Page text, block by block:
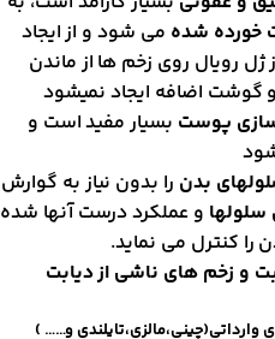
خورده شدهمی شود و از ایجاد
رویال روی زخم ها از ماندن
گوشت اضافه ایجاد نمیشود
پوستبسیار مفید است و
بدنرا بدون نیاز به گوارش
و عملکرد درست آنها شده
کنترل می نماید.
و زخم های ناشی از دیابت
وارداتی(چینی،مالزی،تایلندی و…… )